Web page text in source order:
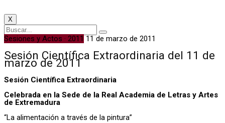
X
Sesiones y Actos · 2011 11 de marzo de 2011
Sesión Científica Extraordinaria del 11 de
marzo de 2011
Sesión Científica Extraordinaria
Celebrada en la Sede de la Real Academia de Letras y Artes
de Extremadura
“La alimentación a través de la pintura”